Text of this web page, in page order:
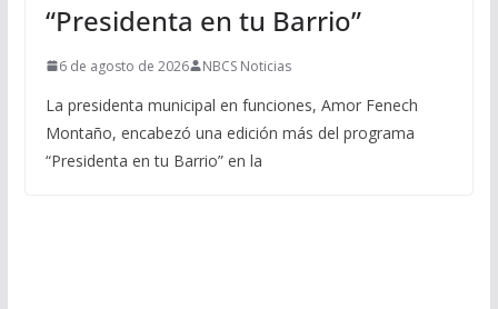
“Presidenta en tu Barrio”
6 de agosto de 2026 NBCS Noticias
La presidenta municipal en funciones, Amor Fenech
Montaño, encabezó una edición más del programa
“Presidenta en tu Barrio” en la